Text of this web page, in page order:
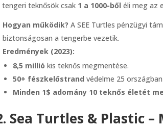
tengeri teknősök csak 1 a 1000-ből éli meg az
Hogyan működik? A SEE Turtles pénzügyi
biztonságosan a tengerbe vezetik.
Eredmények (2023):
8,5 millió kis teknős megmentése.
50+ fészkelőstrand védelme 25
Minden 1$ adomány 10 teknős életét
Sea Turtles & Plastic